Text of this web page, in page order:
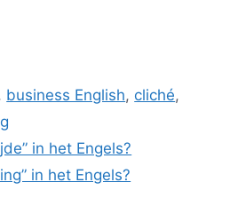
, business English, cliché,
in het Engels?
in het Engels?